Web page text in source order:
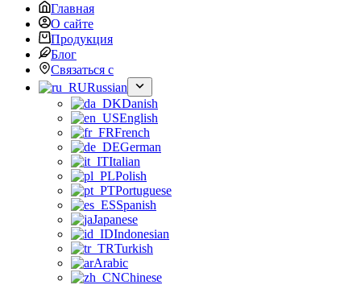
Главная
О сайте
Продукция
Блог
Связаться с
Russian
Danish
English
French
German
Italian
Polish
Portuguese
Spanish
Japanese
Indonesian
Turkish
Arabic
Chinese